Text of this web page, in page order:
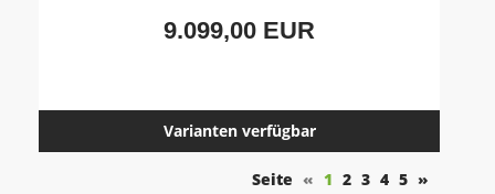
9.099,00 EUR
Varianten verfügbar
Seite « 1 2 3 4 5 »